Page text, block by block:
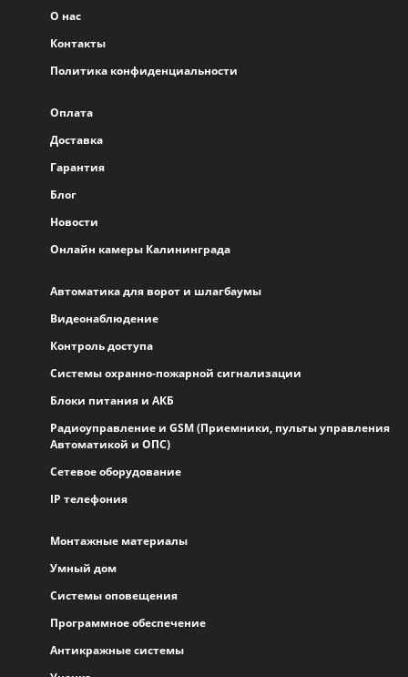
О нас
Контакты
Политика конфиденциальности
Оплата
Доставка
Гарантия
Блог
Новости
Онлайн камеры Калининграда
Автоматика для ворот и шлагбаумы
Видеонаблюдение
Контроль доступа
Системы охранно-пожарной сигнализации
Блоки питания и АКБ
Радиоуправление и GSM (Приемники, пульты управления
Автоматикой и ОПС)
Сетевое оборудование
IP телефония
Монтажные материалы
Умный дом
Системы оповещения
Программное обеспечение
Антикражные системы